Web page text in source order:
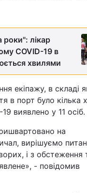
роки": лікар
COVID-19 в
хвилями
екіпажу, в складі
в порт було кілька
виявлено у 11 осіб.
на
вирішуємо
і з
- повідомив